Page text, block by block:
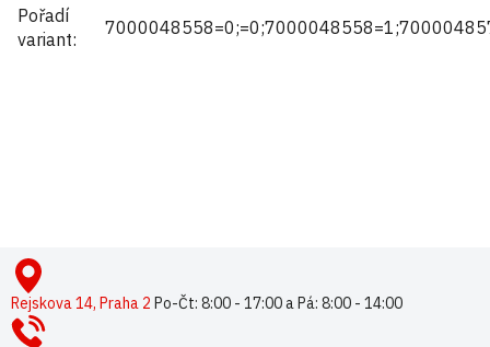
Pořadí
variant:
pRejskova 14, Praha 2 Po-Čt: 8:00 - 17:00 a Pá: 8:00 - 14:00